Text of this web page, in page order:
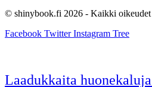
© shinybook.fi 2026 - Kaikki oikeudet
Facebook Twitter Instagram Tree
Laadukkaita